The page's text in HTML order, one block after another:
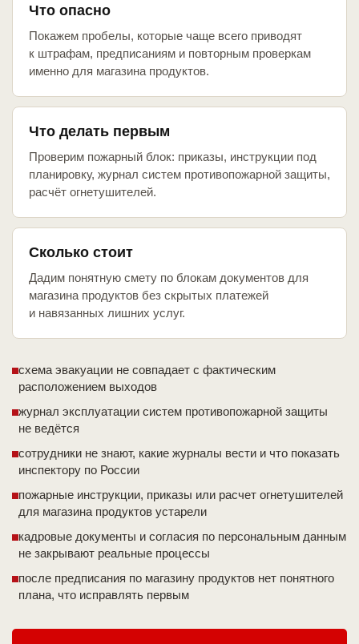
Что опасно
Покажем пробелы, которые чаще всего приводят
к штрафам, предписаниям и повторным проверкам
именно для магазина продуктов.
Что делать первым
Проверим пожарный блок: приказы, инструкции под
планировку, журнал систем противопожарной защиты,
расчёт огнетушителей.
Сколько стоит
Дадим понятную смету по блокам документов для
магазина продуктов без скрытых платежей
и навязанных лишних услуг.
схема эвакуации не совпадает с фактическим
расположением выходов
журнал эксплуатации систем противопожарной защиты
не ведётся
сотрудники не знают, какие журналы вести и что показать
инспектору по России
пожарные инструкции, приказы или расчет огнетушителей
для магазина продуктов устарели
кадровые документы и согласия по персональным данным
не закрывают реальные процессы
после предписания по магазину продуктов нет понятного
плана, что исправлять первым